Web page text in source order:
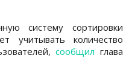
систему сортировки
учитывать количество
сообщил глава